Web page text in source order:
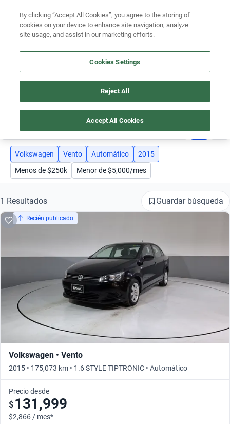
Ubicación
Encuentra el auto ideal para tu presupuesto
Simular plan a meses
AUTOS VOLKSWAGEN - VW VENTO AÑO 2015 AUTOMÁTICO
Busca por modelo
Busca por versión
Busca por año
Busca por marca
Busca por modelo
Volkswagen Vento Automático
2015
Menos de $250k
Menor de $5,000/mes
1 Resultados Guardar búsqueda
Recién publicado
Volkswagen • Vento
2015 • 175,073 km • 1.6 STYLE TIPTRONIC • Automático
Precio desde
$ 131,999
$2,866 / mes*
By clicking “Accept All Cookies”, you agree to the storing of
cookies on your device to enhance site navigation, analyze
site usage, and assist in our marketing efforts.
Cookies Settings
Reject All
Accept All Cookies